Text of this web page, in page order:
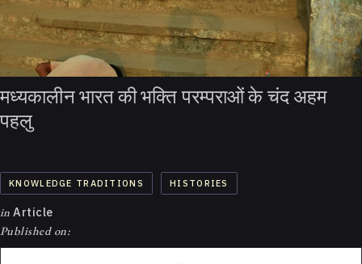
मध्यकालीन भारत की भक्ति परम्पराओं के चंद अहम
पहलु
KNOWLEDGE TRADITIONS HISTORIES
in Article
Published on: